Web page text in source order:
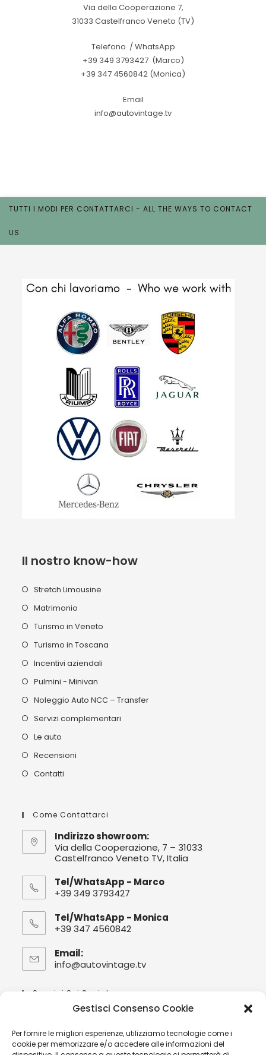
Gestisci Consenso Cookie
Per fornire le migliori esperienze, utilizziamo tecnologie come i
cookie per memorizzare e/o accedere alle informazioni del
Via della Cooperazione 7,
31033 Castelfranco Veneto (TV)
Telefono / WhatsApp
+39 349 3793427 (Marco)
+39 347 4560842 (Monica)
Email
info@autovintage.tv
TUTTI I MODI PER CONTATTARCI - ALL THE WAYS TO CONTACT
US
Il nostro know-how
Stretch Limousine
Matrimonio
Turismo in Veneto
Turismo in Toscana
Incentivi aziendali
Pulmini - Minivan
Noleggio Auto NCC – Transfer
Servizi complementari
Le auto
Recensioni
Contatti
Come Contattarci
Indirizzo showroom:
Via della Cooperazione, 7 – 31033
Castelfranco Veneto TV, Italia
Tel/WhatsApp - Marco
+39 349 3793427
Tel/WhatsApp - Monica
+39 347 4560842
Email:
info@autovintage.tvOpens
Seguici Sui Social :